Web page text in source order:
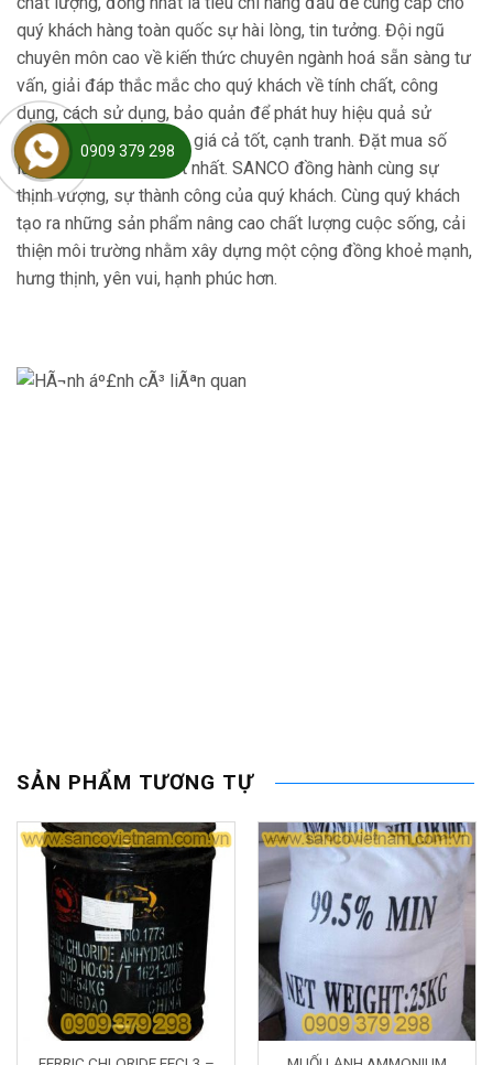
quý khách hàng toàn quốc sự hài lòng, tin tưởng. Đội ngũ
chuyên môn cao về kiến thức chuyên ngành hoá sẵn sàng tư
vấn, giải đáp thắc mắc cho quý khách về tính chất, công
dụng, cách sử dụng, bảo quản để phát huy hiệu quả sử
dụng. Giao hàng nhanh, giá cả tốt, cạnh tranh. Đặt mua số
lượng lớn sẽ có giá tốt nhất. SANCO đồng hành cùng sự
thịnh vượng, sự thành công của quý khách. Cùng quý khách
tạo ra những sản phẩm nâng cao chất lượng cuộc sống, cải
thiện môi trường nhằm xây dựng một cộng đồng khoẻ mạnh,
hưng thịnh, yên vui, hạnh phúc hơn.
SẢN PHẨM TƯƠNG TỰ
0909 379 298